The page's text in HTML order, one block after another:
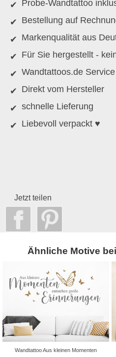
Probe-Wandtattoo
Bestellung auf
Markenqualität aus
Für Sie hergestellt -
Wandtattoos.de
Direkt vom Hersteller
schnelle Lieferung
Liebevoll verpackt ♥
Jetzt teilen
Ähnliche Motive
Wandtattoo Aus kleinen Momenten